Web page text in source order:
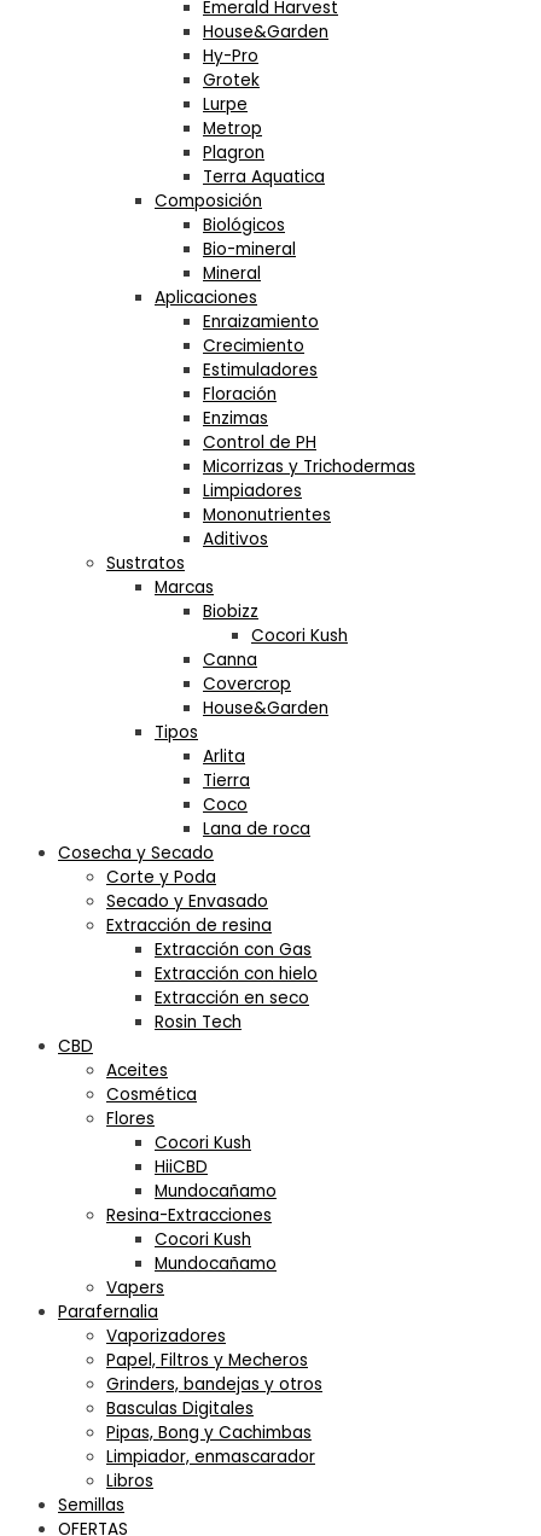
Emerald Harvest
House&Garden
Hy-Pro
Grotek
Lurpe
Metrop
Plagron
Terra Aquatica
Composición
Biológicos
Bio-mineral
Mineral
Aplicaciones
Enraizamiento
Crecimiento
Estimuladores
Floración
Enzimas
Control de PH
Micorrizas y Trichodermas
Limpiadores
Mononutrientes
Aditivos
Sustratos
Marcas
Biobizz
Cocori Kush
Canna
Covercrop
House&Garden
Tipos
Arlita
Tierra
Coco
Lana de roca
Cosecha y Secado
Corte y Poda
Secado y Envasado
Extracción de resina
Extracción con Gas
Extracción con hielo
Extracción en seco
Rosin Tech
CBD
Aceites
Cosmética
Flores
Cocori Kush
HiiCBD
Mundocañamo
Resina-Extracciones
Cocori Kush
Mundocañamo
Vapers
Parafernalia
Vaporizadores
Papel, Filtros y Mecheros
Grinders, bandejas y otros
Basculas Digitales
Pipas, Bong y Cachimbas
Limpiador, enmascarador
Libros
Semillas
OFERTAS